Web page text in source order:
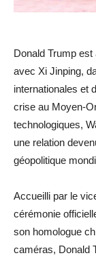
Donald Trump
avec Xi Jinping,
internationales et
crise au Moyen-
technologiques,
une relation
géopolitique
Accueilli par le
cérémonie
son homologue
caméras, Donald